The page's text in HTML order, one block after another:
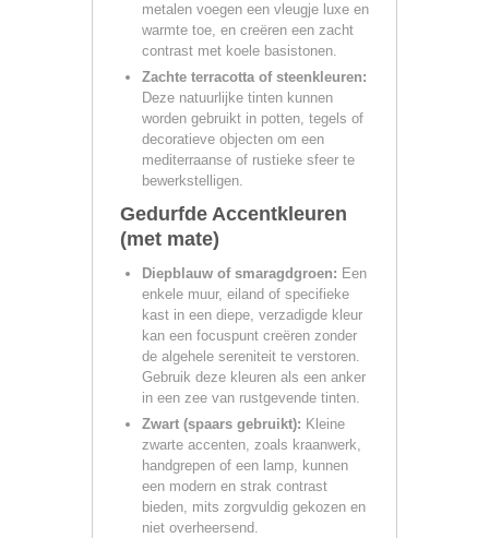
metalen voegen een vleugje luxe en
warmte toe, en creëren een zacht
contrast met koele basistonen.
Zachte terracotta of steenkleuren:
Deze natuurlijke tinten kunnen
worden gebruikt in potten, tegels of
decoratieve objecten om een
mediterraanse of rustieke sfeer te
bewerkstelligen.
Gedurfde Accentkleuren
(met mate)
Diepblauw of smaragdgroen: Een
enkele muur, eiland of specifieke
kast in een diepe, verzadigde kleur
kan een focuspunt creëren zonder
de algehele sereniteit te verstoren.
Gebruik deze kleuren als een anker
in een zee van rustgevende tinten.
Zwart (spaars gebruikt): Kleine
zwarte accenten, zoals kraanwerk,
handgrepen of een lamp, kunnen
een modern en strak contrast
bieden, mits zorgvuldig gekozen en
niet overheersend.